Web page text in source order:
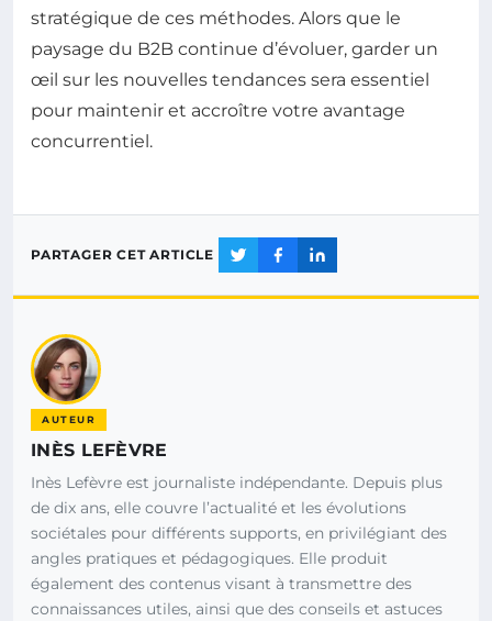
stratégique de ces méthodes. Alors que le
paysage du B2B continue d’évoluer, garder un
œil sur les nouvelles tendances sera essentiel
pour maintenir et accroître votre avantage
concurrentiel.
PARTAGER CET ARTICLE
AUTEUR
INÈS LEFÈVRE
Inès Lefèvre est journaliste indépendante. Depuis plus
de dix ans, elle couvre l’actualité et les évolutions
sociétales pour différents supports, en privilégiant des
angles pratiques et pédagogiques. Elle produit
également des contenus visant à transmettre des
connaissances utiles, ainsi que des conseils et astuces